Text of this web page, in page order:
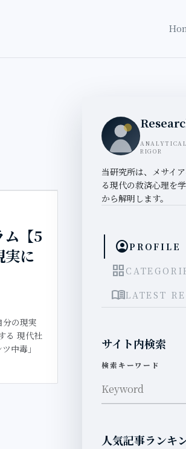
ム【5
実に
分の現実
る 現代社
中毒」
RIGOR
当研究所は、メサイ
る現代の救済心理を
から解明します。
account_circlePROFILE
grid_view
menu_bookLATEST
サイト内検索
検索キーワード
人気記事ランキ